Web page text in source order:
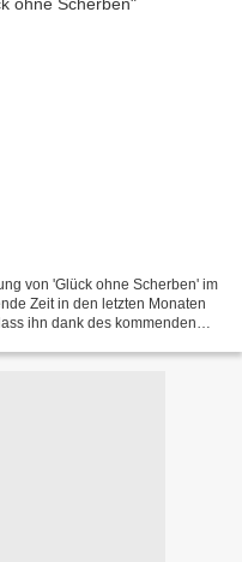
von 'Glück ohne Scherben' im
Zeit in den letzten Monaten
ihn dank des kommenden